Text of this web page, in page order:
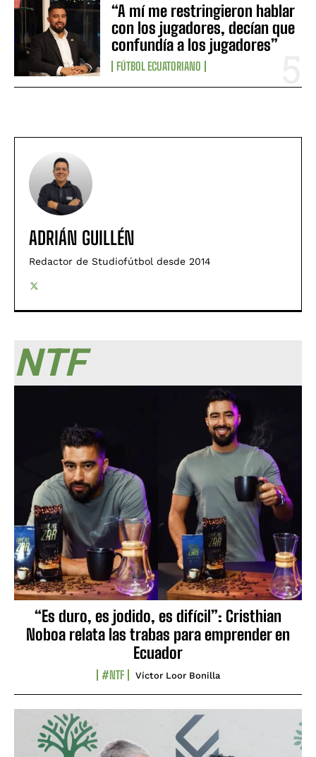
“A mí me restringieron hablar
con los jugadores, decían que
confundía a los jugadores”
FÚTBOL ECUATORIANO
ADRIÁN GUILLÉN
Redactor de Studiofútbol desde 2014
NTF
“Es duro, es jodido, es difícil”: Cristhian
Noboa relata las trabas para emprender en
Ecuador
#NTF Víctor Loor Bonilla